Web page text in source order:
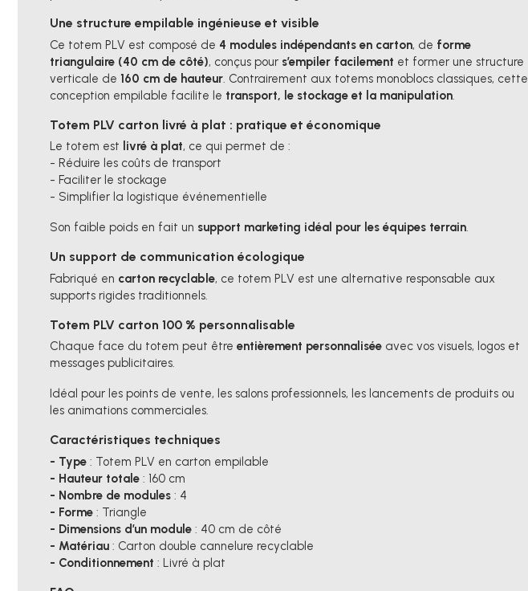
Une structure empilable ingénieuse et visible
Ce totem PLV est composé de 4 modules indépendants en carton, de forme
triangulaire (40 cm de côté), conçus pour s’empiler facilement et former une structure
verticale de 160 cm de hauteur . Contrairement aux totems monoblocs classiques, cette
conception empilable facilite le transport, le stockage et la manipulation
Totem PLV carton livré à plat : pratique et économique
Le totem est livré à plat, ce qui permet de :
- Réduire les coûts de transport
- Faciliter le stockage
- Simplifier la logistique événementielle
Son faible poids en fait un support marketing idéal pour les équipes terrain.
Un support de communication écologique
Fabriqué en carton recyclable, ce totem PLV est une alternative responsable aux
supports rigides traditionnels.
Totem PLV carton 100 % personnalisable
Chaque face du totem peut être entièrement personnalisée avec vos visuels, logos et
messages publicitaires.
Idéal pour les points de vente, les salons professionnels, les lancements de produits ou
les animations commerciales.
Caractéristiques techniques
- Type : Totem PLV en carton empilable
- Hauteur totale : 160 cm
- Nombre de modules : 4
- Forme : Triangle
- Dimensions d’un module : 40 cm de côté
- Matériau : Carton double cannelure recyclable
- Conditionnement : Livré à plat